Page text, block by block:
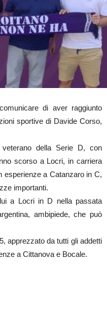
di aver raggiunto
sportive di Davide Corso,
della Serie D, con
scorso a Locri, in carriera
esperienze a Catanzaro in C,
importanti.
a Locri in D nella passata
ambipiede, che può
apprezzato da tutti gli addetti
a Cittanova e Bocale.